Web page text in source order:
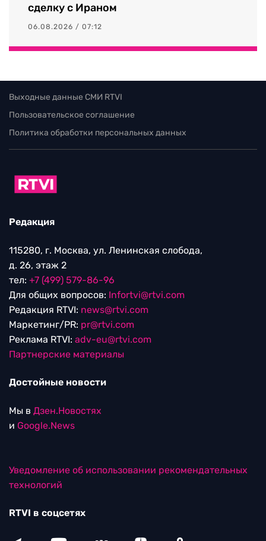
сделку с Ираном
06.08.2026 / 07:12
Выходные данные СМИ RTVI
Пользовательское соглашение
Политика обработки персональных данных
Редакция
115280, г. Москва, ул. Ленинская слобода,
д. 26, этаж 2
тел: +7 (499) 579-86-96
Для общих вопросов: Infortvi@rtvi.com
Редакция RTVI: news@rtvi.com
Маркетинг/PR: pr@rtvi.com
Реклама RTVI: adv-eu@rtvi.com
Партнерские материалы
Достойные новости
Мы в Дзен.Новостях
и Google.News
Уведомление об использовании рекомендательных
технологий
RTVI в соцсетях